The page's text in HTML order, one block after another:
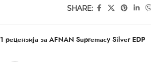
SHARE:
1 рецензија за AFNAN Supremacy Silver EDP